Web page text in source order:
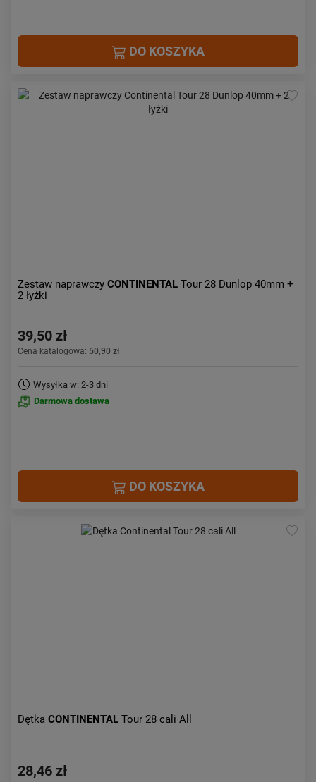
DO KOSZYKA
Zestaw naprawczy CONTINENTAL Tour 28 Dunlop 40mm +
2 łyżki
39,50 zł
Cena katalogowa: 50,90 zł
Wysyłka w: 2-3 dni
Darmowa dostawa
DO KOSZYKA
Dętka CONTINENTAL Tour 28 cali All
28,46 zł